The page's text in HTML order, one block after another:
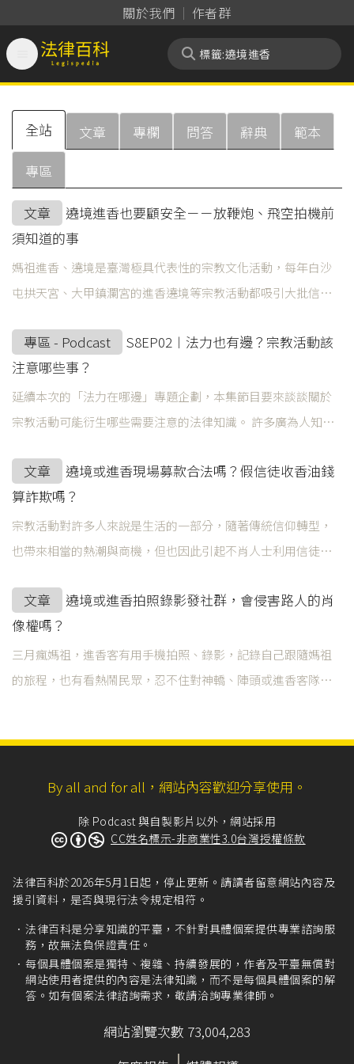
關於我們 作者群
法律百科 Legispedia
全站 文章 專欄 問答 辭典
範本
專區
文章
遶境進香也要顧安全－－放鞭炮、飛空拍機前
須知道的事
媽祖進香、遶境是臺灣極具代表性的宗教文化活動，每年白沙
屯拱天宮、大甲鎮瀾宮的進香遶境等宗教活動都吸引大批信眾
常見的臺灣文化現象。在活動中，有些信眾會透過放鞭炮、飛
空拍機來表達敬意與參與，但施放鞭炮、使用空拍機其實分別
涉及一些法律問題，提醒信眾在參與宗教信仰盛事之餘，也為
自身與他人的安全盡一份心力。一、放鞭炮有什麼注意事項？
煙火」的一種，「爆竹煙火」指的是在火花作用後會產生火
花、升空、爆音...
專區 - Podcast
S8EP02︱法力也有邊？宗教活動該
注意哪些事？
延續本次的「法力在哪邊」專題企劃，本集節目要來談談關於
宗教活動可能衍生哪些需要注意的法律知識。 許多廣為人知的
燈、使用道路、播放或演奏音樂等各類行為可能帶來如廢棄
物、噪音、空氣污染、通行等問題，因而產生宗教活動與法律
之間的緊張關係。 本集節目將由Yt與Henry一起討論關於爆竹煙
火的種類、購買、施放等問題，以及為了活動紀錄而涉及空拍
您可能不知道，且包含但不限於宗教活動的生活小知識！趕快
一起來收聽喔喔...
文章
遶境或進香現場募款合法嗎？假信徒收香油錢
算詐欺嗎？
宗教活動對許多人來說是生活的一部分，隨著傳統信仰轉型，
也帶來相當的熱潮與商機，但也因此引起不肖人士利用信徒的
為，現有法律的規範密度相對較少，而可能受到如「宗教斂
財」等負面評價，是否應受到更多監督，或是反而透過法律加
以鬆綁，曾有相當激烈的爭論。本文將分為宗教團體的募款行
為，以及若不肖人士假冒宮廟之名騙取信徒捐款，可能涉及的
文章
遶境或進香拍照錄影發社群，會侵害路人的肖
像權嗎？
三月瘋媽祖，進香客有用手機拍照、錄影，記錄自己跟隨媽祖
的旅程，也有看熱鬧民眾，忍不住對神轎、陣頭或進香客隊伍
通常也都是不認識的路人。但在遶境或進香這樣的公開場合拍
題。一、什麼是肖像權？肖像是指每個人面部特徵為主的外部
就是每個人對自...
By all and for all，網站內容歡迎分享使用。
除 Podcast 與自製影片以外，網站採用
CC姓名標示-非商業性3.0台灣授權條款
法律百科於2026年5月1日起，停止更新。請讀者留意網站內容及
援引資料，是否與現行法令規定相符。
法律百科是分享知識的平臺，不針對具體個案提供專業諮詢服
務，故無法負保證責任。
每個具體個案是獨特、複雜、持續發展的，作者及平臺無償對
網站使用者提供的內容是法律知識，而不是每個具體個案的解
答。如有個案法律諮詢需求，敬請洽詢專業律師。
網站瀏覽次數 73,004,283